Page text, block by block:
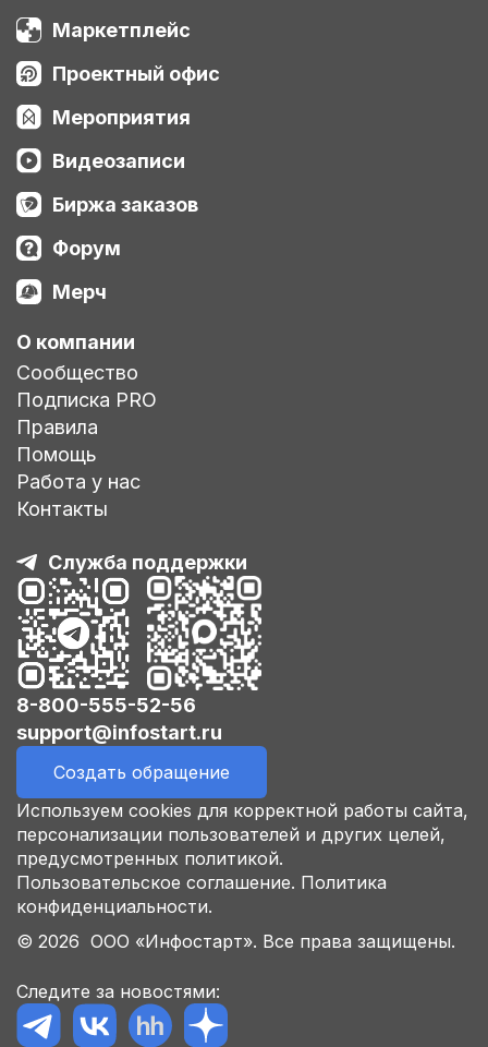
Маркетплейс
Проектный офис
Мероприятия
Видеозаписи
Биржа заказов
Форум
Мерч
О компании
Сообщество
Подписка PRO
Правила
Помощь
Работа у нас
Контакты
Служба поддержки
8-800-555-52-56
support@infostart.ru
Создать обращение
Используем cookies для корректной работы сайта,
персонализации пользователей и других целей,
предусмотренных политикой.
Пользовательское соглашение. Политика
конфиденциальности.
© 2026 ООО «Инфостарт». Все права защищены.
Следите за новостями: